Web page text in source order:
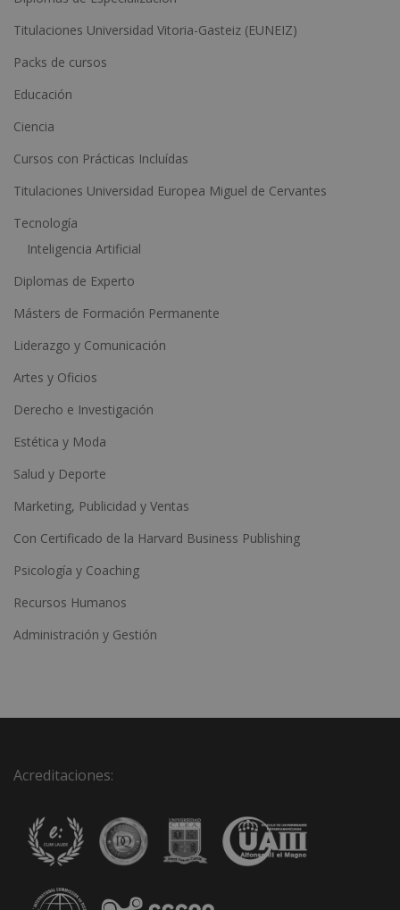
e
r
n
i
v
e
Titulaciones Universidad Vitoria-Gasteiz (EUNEIZ)
Packs de cursos
Educación
Ciencia
Cursos con Prácticas Incluídas
Titulaciones Universidad Europea Miguel de Cervantes
Tecnología
Inteligencia Artificial
Diplomas de Experto
Másters de Formación Permanente
Liderazgo y Comunicación
Artes y Oficios
Derecho e Investigación
Estética y Moda
Salud y Deporte
Marketing, Publicidad y Ventas
Con Certificado de la Harvard Business Publishing
Psicología y Coaching
Recursos Humanos
Administración y Gestión
Acreditaciones: